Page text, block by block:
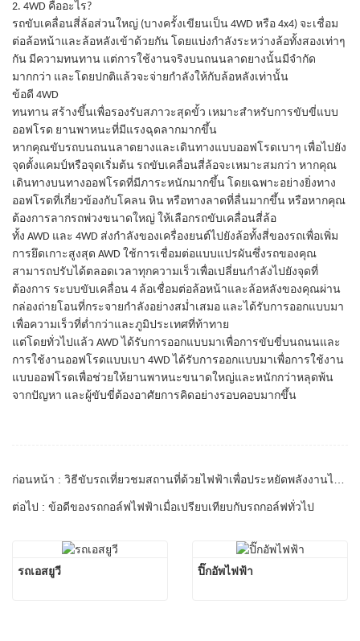
2. 4WD คืออะไร?
รถขับเคลื่อนสี่ล้อส่วนใหญ่ (บางครั้งเขียนเป็น 4WD หรือ 4x4) จะเชื่อม
ต่อล้อหน้าและล้อหลังเข้าด้วยกัน โดยแบ่งกำลังระหว่างล้อทั้งสองเท่าๆ
กัน มีความทนทาน แต่การใช้งานจริงบนถนนลาดยางนั้นมีจำกัด
มากกว่า และโดยปกติแล้วจะจ่ายกำลังให้กับล้อหลังเท่านั้น
ข้อดี 4WD
ทนทาน สร้างขึ้นเพื่อรองรับสภาวะสุดขั้ว เหมาะสำหรับการขับขี่แบบ
ออฟโรด ยานพาหนะที่มีแรงฉุดลากมากขึ้น
หากคุณขับรถบนถนนลาดยางและเดินทางแบบออฟโรดเบาๆ เพื่อไปยัง
จุดตั้งแคมป์หรือจุดเริ่มต้น รถขับเคลื่อนสี่ล้อจะเหมาะสมกว่า หากคุณ
เดินทางบนทางออฟโรดที่มีภาระหนักมากขึ้น โดยเฉพาะอย่างยิ่งทาง
ออฟโรดที่เกี่ยวข้องกับโคลน หิน หรือทางลาดที่ลื่นมากขึ้น หรือหากคุณ
ต้องการลากรถพ่วงขนาดใหญ่ ให้เลือกรถขับเคลื่อนสี่ล้อ
ทั้ง AWD และ 4WD ส่งกำลังของเครื่องยนต์ไปยังล้อทั้งสี่ของรถเพื่อเพิ่ม
การยึดเกาะสูงสุด AWD ใช้การเชื่อมต่อแบบแปรผันซึ่งรถของคุณ
สามารถปรับได้ตลอดเวลาทุกความเร็วเพื่อเปลี่ยนกำลังไปยังจุดที่
ต้องการ ระบบขับเคลื่อน 4 ล้อเชื่อมต่อล้อหน้าและล้อหลังของคุณผ่าน
กล่องถ่ายโอนที่กระจายกำลังอย่างสม่ำเสมอ และได้รับการออกแบบมา
เพื่อความเร็วที่ต่ำกว่าและภูมิประเทศที่ท้าทาย
แต่โดยทั่วไปแล้ว AWD ได้รับการออกแบบมาเพื่อการขับขี่บนถนนและ
การใช้งานออฟโรดแบบเบา 4WD ได้รับการออกแบบมาเพื่อการใช้งาน
แบบออฟโรดเพื่อช่วยให้ยานพาหนะขนาดใหญ่และหนักกว่าหลุดพ้น
จากปัญหา และผู้ขับขี่ต้องอาศัยการคิดอย่างรอบคอบมากขึ้น
ก่อนหน้า : วิธีขับรถเที่ยวชมสถานที่ด้วยไฟฟ้าเพื่อประหยัดพลังงานไฟฟ้า
ต่อไป : ข้อดีของรถกอล์ฟไฟฟ้าเมื่อเปรียบเทียบกับรถกอล์ฟทั่วไป
รถเอสยูวี ปิ๊กอัพไฟฟ้า